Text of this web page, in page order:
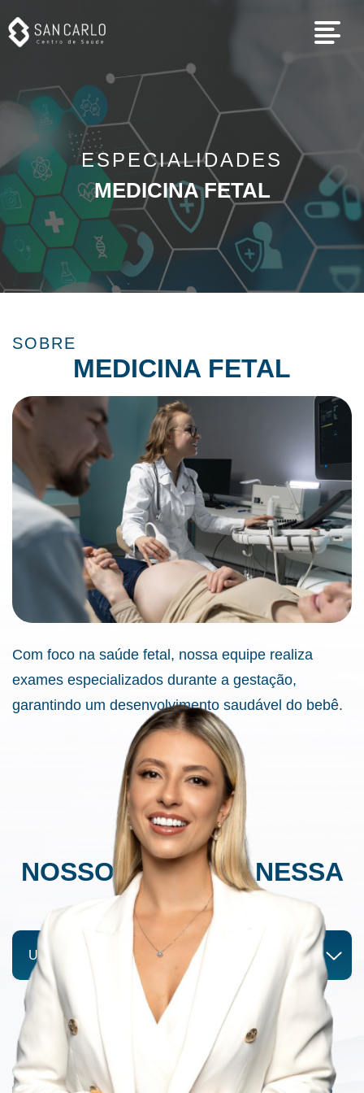
ESPECIALIDADES
MEDICINA FETAL
SOBRE
MEDICINA FETAL
Com foco na saúde fetal, nossa equipe realiza
exames especializados durante a gestação,
garantindo um desenvolvimento saudável do bebê.
EXAMES
NOSSOS EXAMES NESSA
ÁREA
ULTRASSONOGRAFIA
CORPO CLÍNICO
NOSSOS ESPECIALISTAS